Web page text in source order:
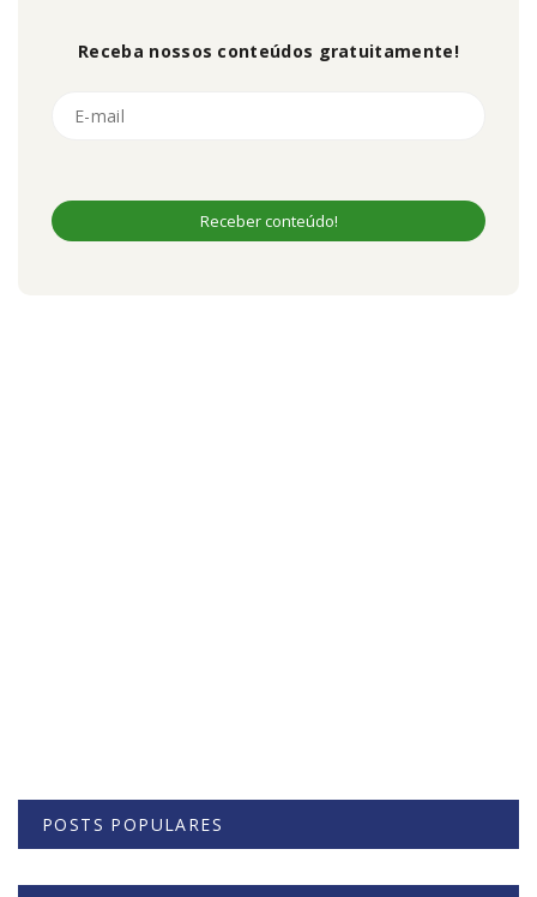
Receba nossos conteúdos gratuitamente!
POSTS POPULARES